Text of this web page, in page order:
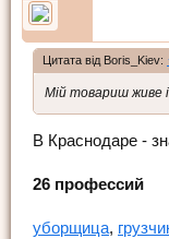
Цитата від Boris_Kiev:
Мій товариш живе
В Краснодаре -
26 профессий
уборщица,